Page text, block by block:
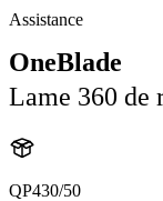
Assistance
OneBlade
Lame 360 de
QP430/50